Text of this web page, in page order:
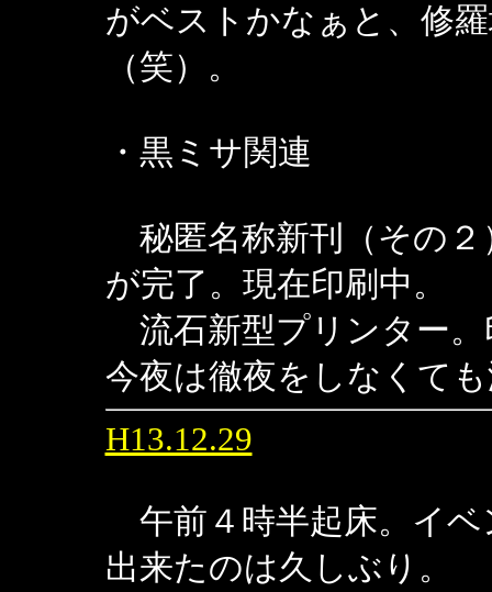
がベストかなぁと、修
（笑）。
・黒ミサ関連
秘匿名称新刊（その２
が完了。現在印刷中。
流石新型プリンター。
今夜は徹夜をしなくて
H13.12.29
午前４時半起床。イベ
出来たのは久しぶり。